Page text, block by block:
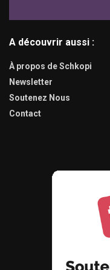
A découvrir aussi :
À propos de Schkopi
Newsletter
Soutenez Nous
Contact